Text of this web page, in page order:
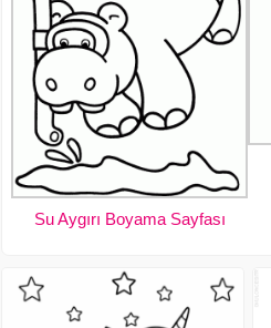
Su Aygırı Boyama Sayfası